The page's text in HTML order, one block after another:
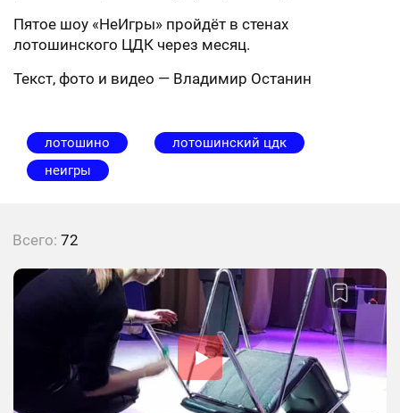
Пятое шоу «НеИгры» пройдёт в стенах
лотошинского ЦДК через месяц.
Текст, фото и видео — Владимир Останин
лотошино
лотошинский цдк
неигры
Всего: 72